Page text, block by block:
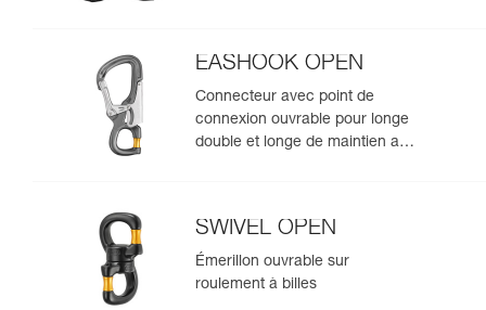
EASHOOK OPEN
Connecteur avec point de
connexion ouvrable pour longe
double et longe de maintien au
SWIVEL OPEN
Émerillon ouvrable sur
roulement à billes